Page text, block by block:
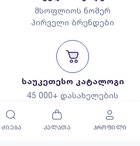
მსოფლიოს ნომერ
პირველი ბრენდები
საუკეთესო კატალოგი
45 000+ დასახელების
ძიება კალათა პროფილი